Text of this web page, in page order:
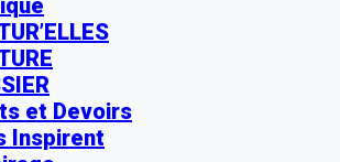
et Devoirs
Inspirent